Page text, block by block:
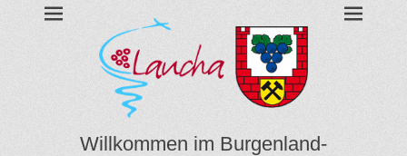
BURGENLAND-
GYMNASIUM
LAUCHA
Gymnasium des Burgenlandkreises / Sachsen-Anhalt
Willkommen im Burgenland-